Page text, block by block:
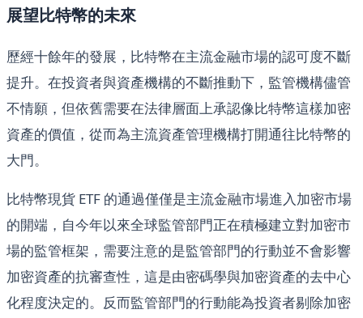
展望比特幣的未來
歷經十餘年的發展，比特幣在主流金融市場的認可度不斷
提升。在投資者與資產機構的不斷推動下，監管機構儘管
不情願，但依舊需要在法律層面上承認像比特幣這樣加密
資產的價值，從而為主流資產管理機構打開通往比特幣的
大門。
比特幣現貨 ETF 的通過僅僅是主流金融市場進入加密市場
的開端，自今年以來全球監管部門正在積極建立對加密市
場的監管框架，需要注意的是監管部門的行動並不會影響
加密資產的抗審查性，這是由密碼學與加密資產的去中心
化程度決定的。反而監管部門的行動能為投資者剔除加密